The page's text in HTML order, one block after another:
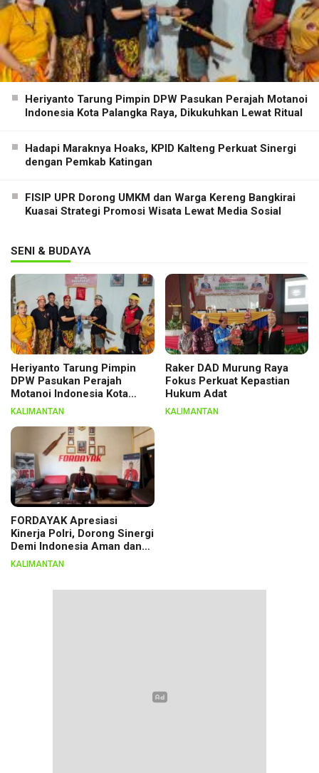
Heriyanto Tarung Pimpin DPW Pasukan Perajah Motanoi
Indonesia Kota Palangka Raya, Dikukuhkan Lewat Ritual
Hadapi Maraknya Hoaks, KPID Kalteng Perkuat Sinergi
dengan Pemkab Katingan
FISIP UPR Dorong UMKM dan Warga Kereng Bangkirai
Kuasai Strategi Promosi Wisata Lewat Media Sosial
SENI & BUDAYA
Heriyanto Tarung Pimpin
DPW Pasukan Perajah
Motanoi Indonesia Kota
Palangka Raya, Dikukuhkan
KALIMANTAN
Raker DAD Murung Raya
Fokus Perkuat Kepastian
Hukum Adat
KALIMANTAN
FORDAYAK Apresiasi
Kinerja Polri, Dorong Sinergi
Demi Indonesia Aman dan
Berkeadilan
KALIMANTAN